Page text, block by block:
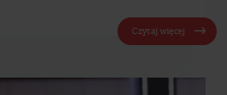
Czytaj więcej